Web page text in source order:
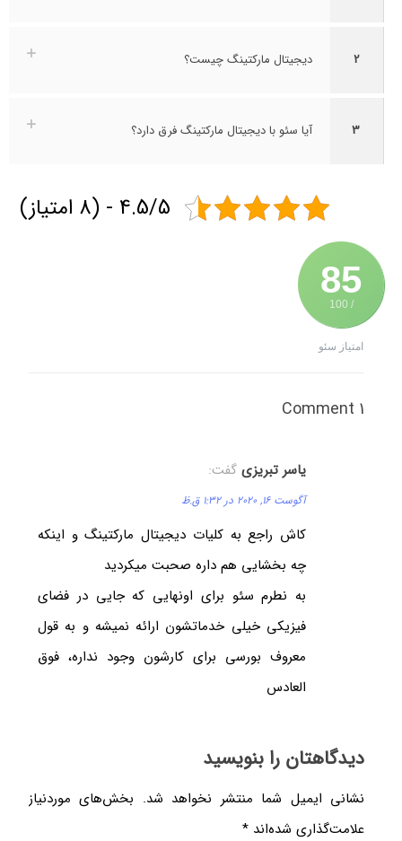
2 دیجیتال مارکتینگ چیست؟
3 آیا سئو با دیجیتال مارکتینگ فرق دارد؟
4.5/5 - (8 امتیاز)
85
/ 100
امتیاز سئو
یاسر تبریزی گفت:
آگوست 16, 2020 در 1:32 ق.ظ
کاش راجع به کلیات دیجیتال مارکتینگ و اینکه
چه بخشایی هم داره صحبت میکردید
به نطرم سئو برای اونهایی که جایی در فضای
فیزیکی خیلی خدماتشون ارائه نمیشه و به قول
معروف بورسی برای کارشون وجود نداره، فوق
العادس
دیدگاهتان را بنویسید
نشانی ایمیل شما منتشر نخواهد شد.
بخش‌های موردنیاز
علامت‌گذاری شده‌اند *